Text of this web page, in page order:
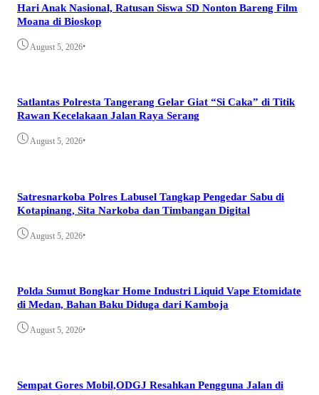
Hari Anak Nasional, Ratusan Siswa SD Nonton Bareng Film
Moana di Bioskop
August 5, 2026•
Satlantas Polresta Tangerang Gelar Giat “Si Caka” di Titik
Rawan Kecelakaan Jalan Raya Serang
August 5, 2026•
Satresnarkoba Polres Labusel Tangkap Pengedar Sabu di
Kotapinang, Sita Narkoba dan Timbangan Digital
August 5, 2026•
Polda Sumut Bongkar Home Industri Liquid Vape Etomidate
di Medan, Bahan Baku Diduga dari Kamboja
August 5, 2026•
Sempat Gores Mobil,ODGJ Resahkan Pengguna Jalan di